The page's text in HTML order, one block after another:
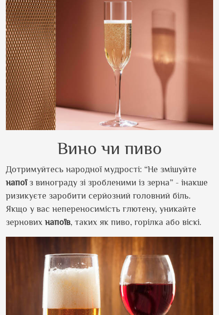
Вино чи пиво
Дотримуйтесь народної мудрості: “Не змішуйте
напоїз винограду зі зробленими із зерна” - інакше
ризикуєте заробити серйозний головний біль.
Якщо у вас непереносимість глютену, уникайте
зернових напоїв, таких як пиво, горілка або віскі.